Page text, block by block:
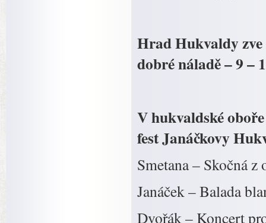
Hrad Hukvaldy
dobré náladě – 9 –
V hukvaldské
fest Janáčkovy
Smetana – Skočná z
Janáček – Balada
Dvořák – Koncert